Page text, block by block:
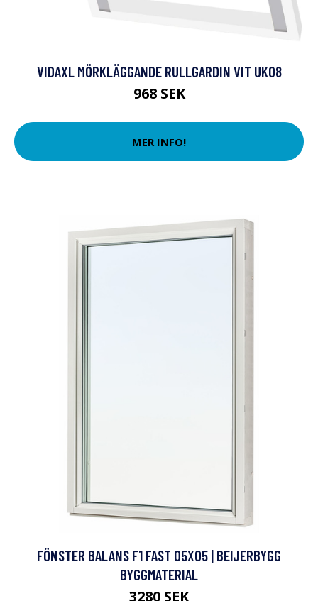
VIDAXL MÖRKLÄGGANDE RULLGARDIN VIT UK08
968 SEK
MER INFO!
FÖNSTER BALANS F1 FAST 05X05 | BEIJERBYGG
BYGGMATERIAL
3280 SEK